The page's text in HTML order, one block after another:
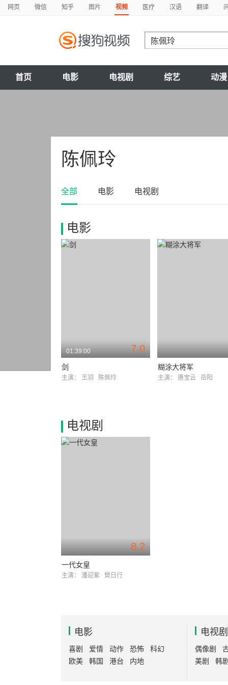
网页 微信 知乎 图片 视频 医疗 汉语 翻译
首页 电影 电视剧 综艺 动漫
陈佩玲
全部 电影 电视剧
电影
7.0
01:39:00
剑
主演： 王羽 陈佩玲
糊涂大将军
主演： 唐宝云 岳阳
电视剧
8.2
一代女皇
主演： 潘迎紫 樊日行
电影
喜剧 爱情 动作 恐怖
科幻
欧美
韩国 港台 内地
电视剧
偶像剧
美剧
韩